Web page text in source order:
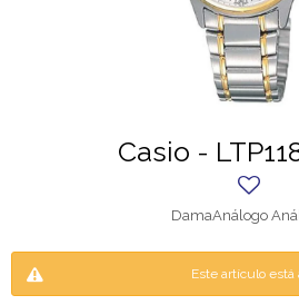
Casio -
DamaAnálogo
Este artículo está